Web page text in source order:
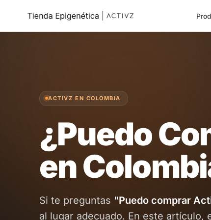
ACTIVZ EN COLOMBIA
¿Puedo
en
Si te preguntas "Puedo comprar
al lugar adecuado. En este artículo,